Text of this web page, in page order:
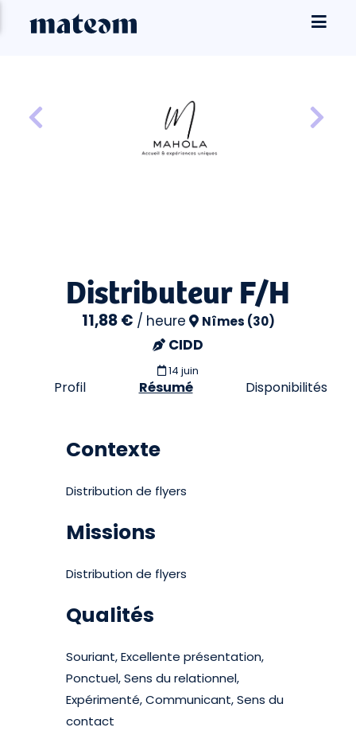
Distributeur F/H
11,88 € / heure Nîmes (30)
CIDD
14 juin
Profil Résumé Disponibilités
Contexte
Distribution de flyers
Missions
Distribution de flyers
Qualités
Souriant, Excellente présentation,
Ponctuel, Sens du relationnel,
Expérimenté, Communicant, Sens du
contact